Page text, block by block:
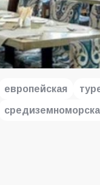
европейская